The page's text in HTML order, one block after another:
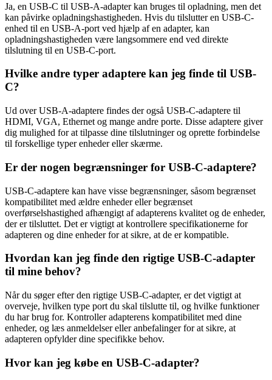
Ja, en USB-C til USB-A-adapter kan bruges til opladning, men det
kan påvirke opladningshastigheden. Hvis du tilslutter en USB-C-
enhed til en USB-A-port ved hjælp af en adapter, kan
opladningshastigheden være langsommere end ved direkte
tilslutning til en USB-C-port.
Hvilke andre typer adaptere kan jeg finde til USB-
C?
Ud over USB-A-adaptere findes der også USB-C-adaptere til
HDMI, VGA, Ethernet og mange andre porte. Disse adaptere giver
dig mulighed for at tilpasse dine tilslutninger og oprette forbindelse
til forskellige typer enheder eller skærme.
Er der nogen begrænsninger for USB-C-adaptere?
USB-C-adaptere kan have visse begrænsninger, såsom begrænset
kompatibilitet med ældre enheder eller begrænset
overførselshastighed afhængigt af adapterens kvalitet og de enheder,
der er tilsluttet. Det er vigtigt at kontrollere specifikationerne for
adapteren og dine enheder for at sikre, at de er kompatible.
Hvordan kan jeg finde den rigtige USB-C-adapter
til mine behov?
Når du søger efter den rigtige USB-C-adapter, er det vigtigt at
overveje, hvilken type port du skal tilslutte til, og hvilke funktioner
du har brug for. Kontroller adapterens kompatibilitet med dine
enheder, og læs anmeldelser eller anbefalinger for at sikre, at
adapteren opfylder dine specifikke behov.
Hvor kan jeg købe en USB-C-adapter?